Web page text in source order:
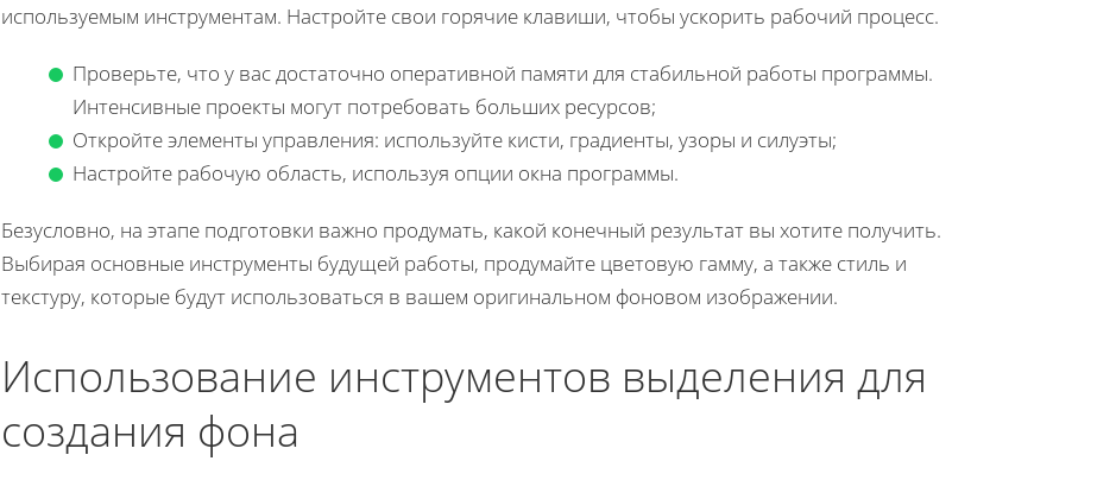
используемым инструментам. Настройте свои горячие клавиши, чтобы ускорить рабочий процесс.
Проверьте, что у вас достаточно оперативной памяти для стабильной работы программы.
Интенсивные проекты могут потребовать больших ресурсов;
Откройте элементы управления: используйте кисти, градиенты, узоры и силуэты;
Настройте рабочую область, используя опции окна программы.
Безусловно, на этапе подготовки важно продумать, какой конечный результат вы хотите получить.
Выбирая основные инструменты будущей работы, продумайте цветовую гамму, а также стиль и
текстуру, которые будут использоваться в вашем оригинальном фоновом изображении.
Использование инструментов выделения для
создания фона